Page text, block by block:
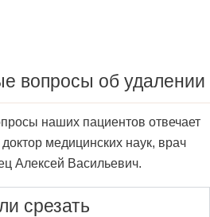
вопросы об удалении
наших пациентов отвечает
медицинских наук, врач
Алексей Васильевич.
срезать